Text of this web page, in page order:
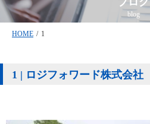
blog
HOME / 1
1 | ロジフォワード株式会社